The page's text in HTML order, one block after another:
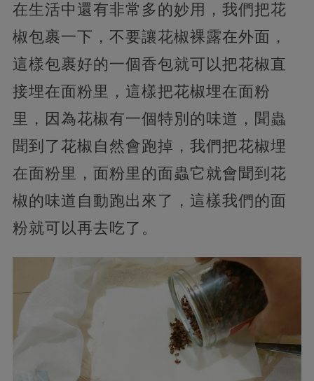
在生活中還有非常多的妙用，我們把花
椒包裹一下，不要讓花椒裸露在外面，
這樣包裹好的一個香包就可以把花椒直
接埋在面粉里，這樣把花椒埋在面粉
里，因為花椒有一個特別的味道，聞蟲
聞到了花椒自然會跑掉，我們把花椒埋
在面粉里，面粉里的面蟲它就會聞到花
椒的味道自動跑出來了，這樣我們的面
粉就可以再去吃了。